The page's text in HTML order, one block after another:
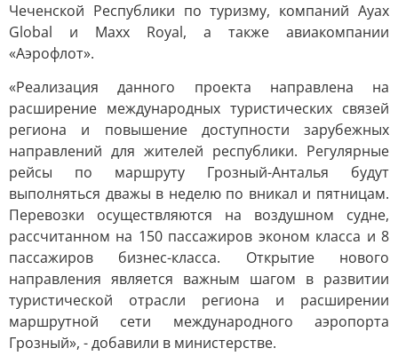
Чеченской Республики по туризму, компаний Ayax
Global и Maxx Royal, а также авиакомпании
«Аэрофлот».
«Реализация данного проекта направлена на
расширение международных туристических связей
региона и повышение доступности зарубежных
направлений для жителей республики. Регулярные
рейсы по маршруту Грозный-Анталья будут
выполняться дважы в неделю по вникал и пятницам.
Перевозки осуществляются на воздушном судне,
рассчитанном на 150 пассажиров эконом класса и 8
пассажиров бизнес-класса. Открытие нового
направления является важным шагом в развитии
туристической отрасли региона и расширении
маршрутной сети международного аэропорта
Грозный», - добавили в министерстве.